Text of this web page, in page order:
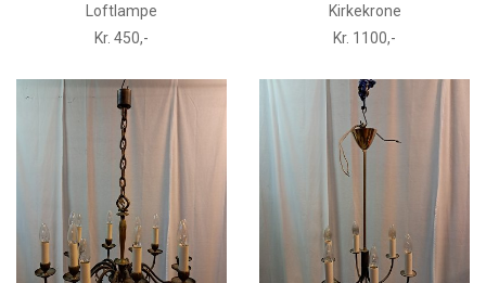
Loftlampe
Kr. 450,-
Kirkekrone
Kr. 1100,-